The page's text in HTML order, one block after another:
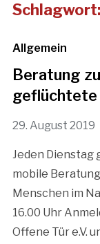
Schlagwort:
Allgemein
Beratung
geflüchtete
29. August 2019
Jeden Dienstag
mobile
Menschen im
16.00 Uhr
Offene Tür e.V.